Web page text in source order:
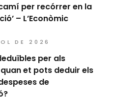
camí per recórrer en la
– L’Econòmic
DE 2026
per als
et pots deduir els
de